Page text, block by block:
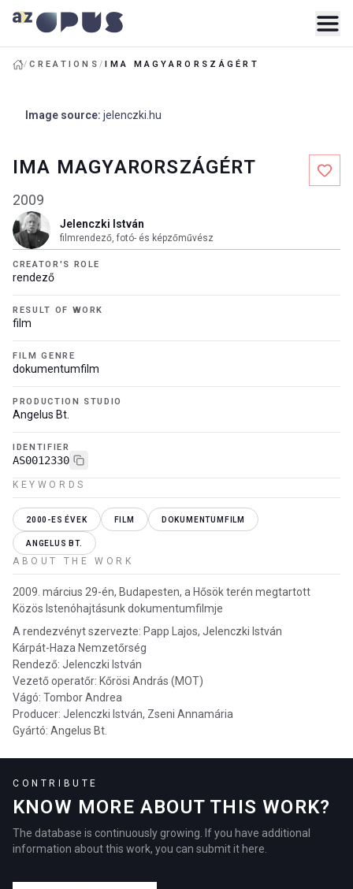
/CREATIONS/IMA MAGYARORSZÁGÉRT
IMA MAGYARORSZÁGÉRT
2009
Jelenczki István
filmrendező, fotó- és képzőművész
CREATOR'S ROLE
rendező
RESULT OF WORK
film
FILM GENRE
dokumentumfilm
PRODUCTION STUDIO
Angelus Bt.
IDENTIFIER
AS0012330
KEYWORDS
2000-ES ÉVEK FILM DOKUMENTUMFILM
ANGELUS BT.
ABOUT THE WORK
2009. március 29-én, Budapesten, a Hősök terén megtartott
Közös Istenóhajtásunk dokumentumfilmje
A rendezvényt szervezte: Papp Lajos, Jelenczki István
Kárpát-Haza Nemzetőrség
Rendező: Jelenczki István
Vezető operatőr: Kőrösi András (MOT)
Vágó: Tombor Andrea
Producer: Jelenczki István, Zseni Annamária
Gyártó: Angelus Bt.
Image source: jelenczki.hu
CONTRIBUTE
KNOW MORE ABOUT THIS WORK?
The database is continuously growing. If you have additional
information about this work, you can submit it here.